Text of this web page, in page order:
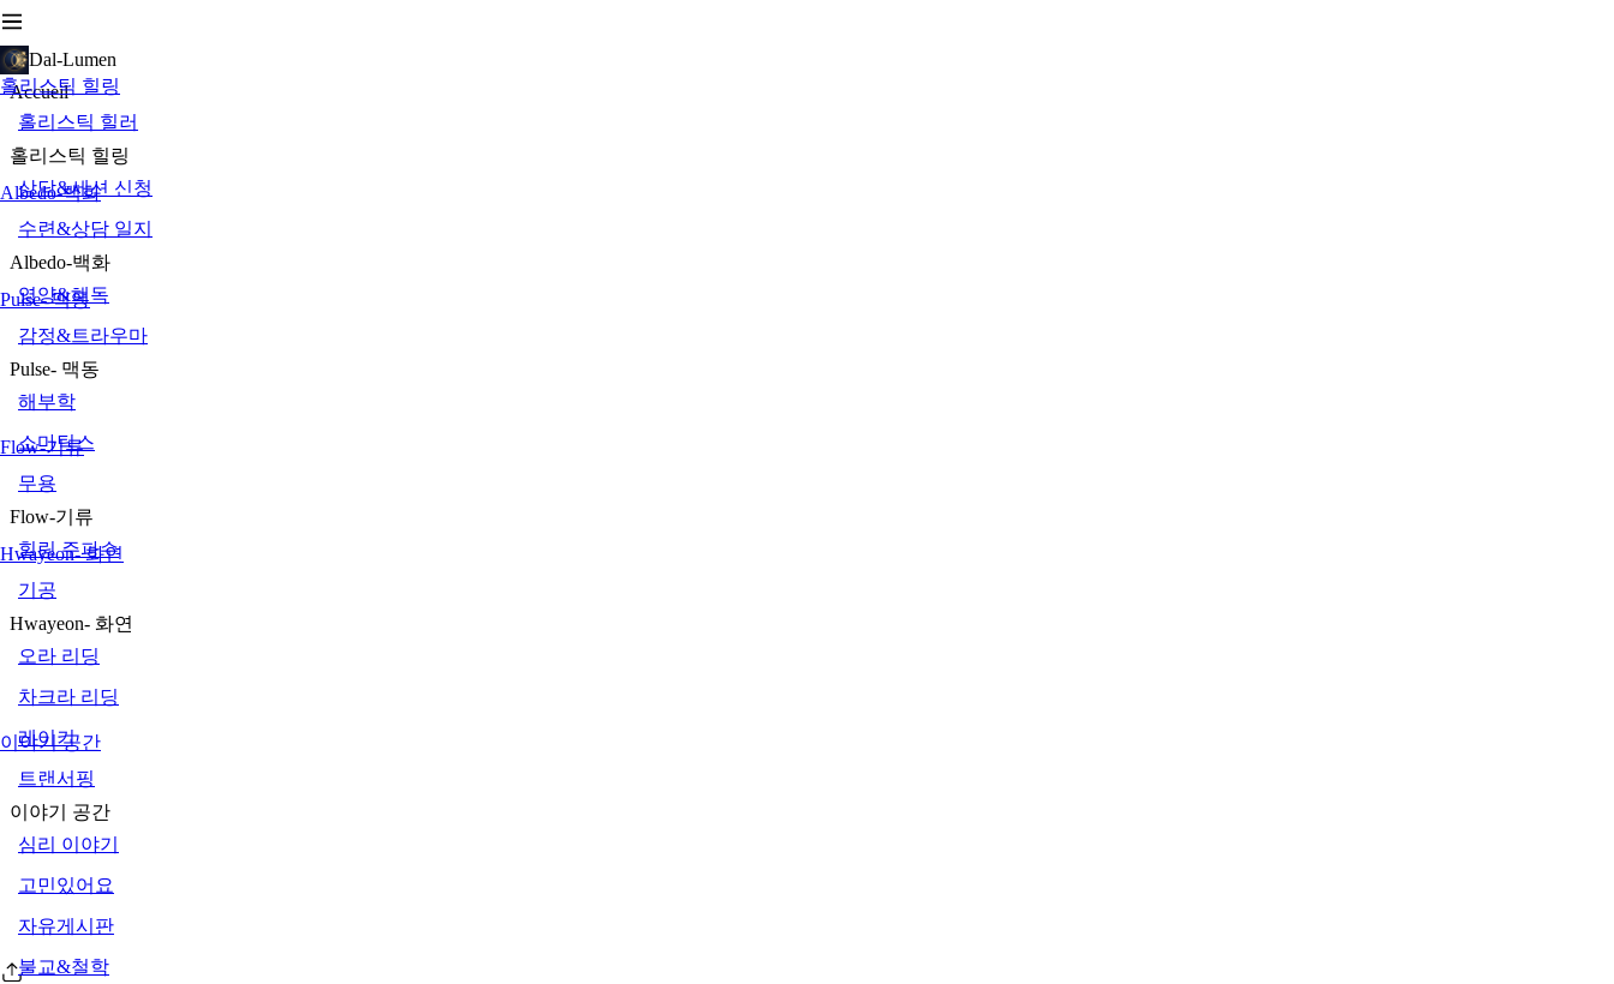
Dal-Lumen
홀리스틱 힐링
Albedo-백화
Pulse- 맥동
Flow-기류
Hwayeon- 화연
이야기 공간
Accueil
홀리스틱 힐러
홀리스틱 힐링
상담&세션 신청
수련&상담 일지
Albedo-백화
영양&해독
감정&트라우마
Pulse- 맥동
해부학
소마틱스
무용
Flow-기류
힐링 주파수
기공
Hwayeon- 화연
오라 리딩
차크라 리딩
레이키
트랜서핑
이야기 공간
심리 이야기
고민있어요
자유게시판
불교&철학